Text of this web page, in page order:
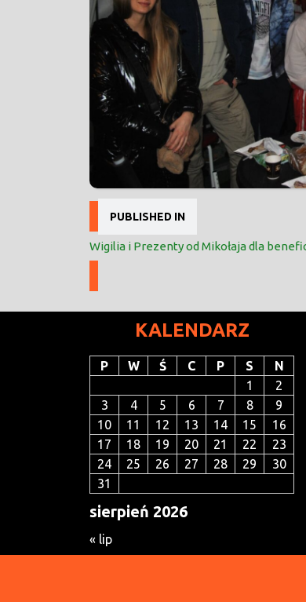
Nawigacja
wpisu
PUBLISHED IN
Wigilia i Prezenty od Mikołaja dla
KALENDARZ
sierpień 2026
P W Ś C P S
N
1
2
3
4 5 6 7 8
9
10
11 12 13 14 15
16
17
18 19 20 21 22
23
24
25 26 27 28 29
30
31
« lip